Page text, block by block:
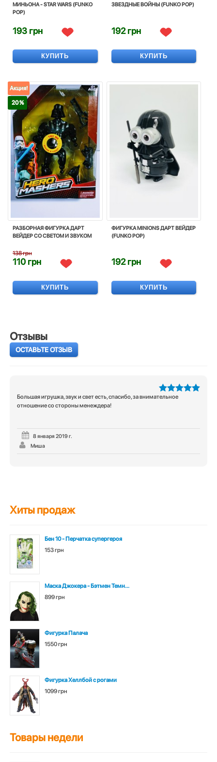
МИНЬОНА - STAR WARS (FUNKO
POP)
193 грн
КУПИТЬ
ЗВЕЗДНЫЕ ВОЙНЫ (FUNKO POP)
192 грн
КУПИТЬ
РАЗБОРНАЯ ФИГУРКА ДАРТ
ВЕЙДЕР СО СВЕТОМ И ЗВУКОМ
Акция!
20 %
138 грн
110 грн
КУПИТЬ
ФИГУРКА MINIONS ДАРТ ВЕЙДЕР
(FUNKO POP)
192 грн
КУПИТЬ
Отзывы
ОСТАВЬТЕ ОТЗЫВ
5из 5
Большая игрушка, звук и свет есть, спасибо, за внимательное
отношение со стороны менеждера!
8 января 2019 г.
Миша
Хиты продаж
Бен 10 - Перчатка супергероя
153 грн
Маска Джокера - Бэтмен Темн...
899 грн
Фигурка Палача
1550 грн
Фигурка Хеллбой с рогами
1099 грн
Товары недели